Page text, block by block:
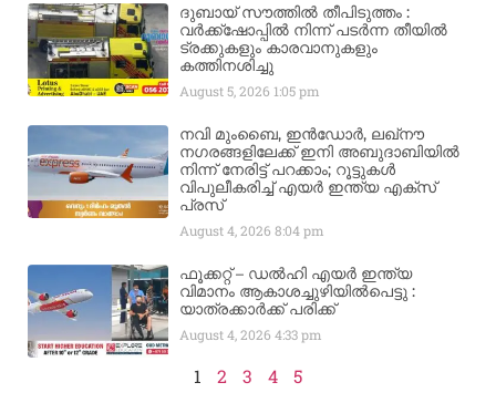
ദുബായ് സൗത്തിൽ തീപിടുത്തം :
വർക്ക്‌ഷോപ്പിൽ നിന്ന് പടർന്ന തീയിൽ
ട്രക്കുകളും കാരവാനുകളും
കത്തിനശിച്ചു
August 5, 2026 1:05 pm
നവി മുംബൈ, ഇൻഡോർ, ലഖ്നൗ
നഗരങ്ങളിലേക്ക് ഇനി അബുദാബിയിൽ
നിന്ന് നേരിട്ട് പറക്കാം; റൂട്ടുകൾ
വിപുലീകരിച്ച് എയർ ഇന്ത്യ എക്സ്
പ്രസ്
August 4, 20268:04 pm
ഫൂക്കറ്റ് – ഡൽഹി എയര്‍ ഇന്ത്യ
വിമാനം ആകാശച്ചുഴിയില്‍പെട്ടു :
യാത്രക്കാര്‍ക്ക് പരിക്ക്
August 4, 20264:33 pm
1 2 3 4 5